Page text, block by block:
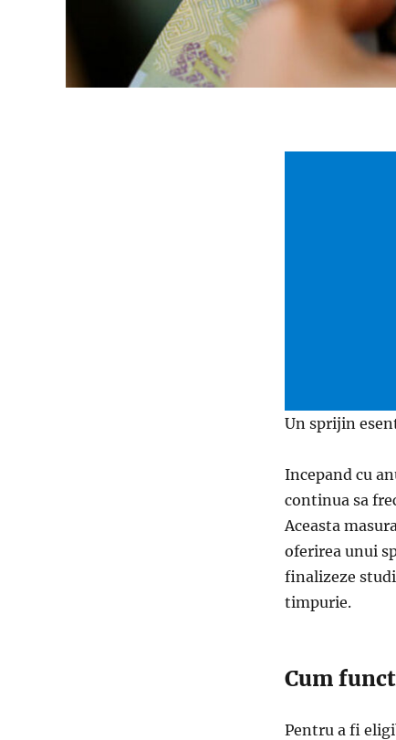
Un sprijin
Incepand cu
continua sa
Aceasta
oferirea unui
finalizeze
timpurie.
Cum
Pentru a fi